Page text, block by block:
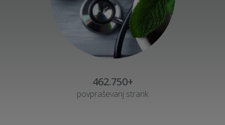
462.750+
povpraševanj strank